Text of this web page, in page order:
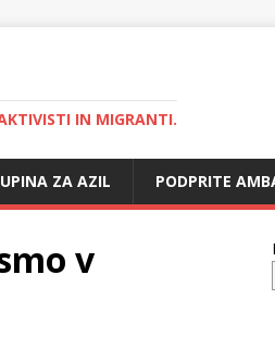
IN MIGRANTI.
ZA AZIL PODPRITE
v